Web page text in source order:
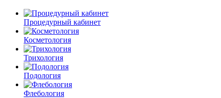
Процедурный кабинет
Косметология
Трихология
Подология
Флебология